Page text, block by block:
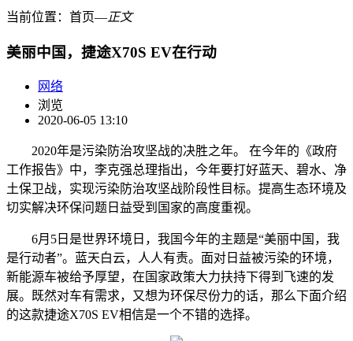
当前位置： 首页―正文
美丽中国，捷途X70S EV在行动
网络
浏览
2020-06-05 13:10
2020年是污染防治攻坚战的决胜之年。 在今年的《政府
工作报告》中，李克强总理指出，今年要打好蓝天、碧水、净
土保卫战，实现污染防治攻坚战阶段性目标。提高生态环境及
切实解决环保问题日益受到国家的高度重视。
6月5日是世界环境日，我国今年的主题是“美丽中国，我
是行动者”。蓝天白云，人人有责。面对日益被污染的环境，
新能源车被给予厚望，在国家政策大力扶持下得到飞速的发
展。既然对车有需求，又想为环保尽份力的话，那么下面介绍
的这款捷途X70S EV相信是一个不错的选择。